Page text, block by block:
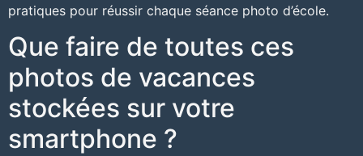
pratiques pour réussir chaque séance photo d’école.
Que faire de toutes ces
photos de vacances
stockées sur votre
smartphone ?